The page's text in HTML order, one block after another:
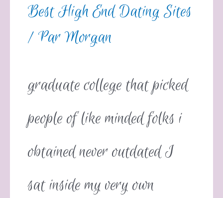
Best High End Dating Sites
/ ParMorgan
graduate college that picked
people of like minded folks i
obtained never outdated I
sat inside my very own